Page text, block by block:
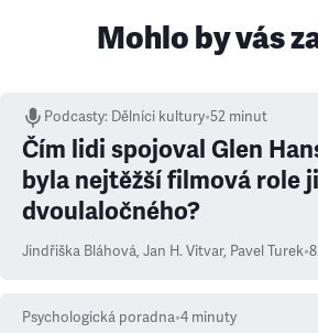
Mohlo by vás
Podcasty: Dělníci kultury•52 minut
Čím lidi spojoval Glen
byla nejtěžší filmová role
dvoulaločného?
Jindřiška Bláhová, Jan H. Vitvar, Pavel Turek•
Psychologická poradna•4 minuty